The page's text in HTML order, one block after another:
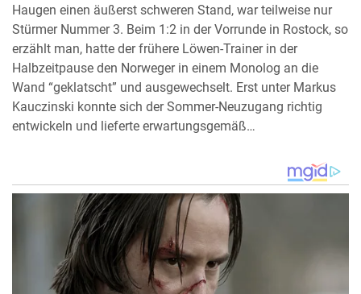
Haugen einen äußerst schweren Stand, war teilweise nur
Stürmer Nummer 3. Beim 1:2 in der Vorrunde in Rostock, so
erzählt man, hatte der frühere Löwen-Trainer in der
Halbzeitpause den Norweger in einem Monolog an die
Wand “geklatscht” und ausgewechselt. Erst unter Markus
Kauczinski konnte sich der Sommer-Neuzugang richtig
entwickeln und lieferte erwartungsgemäß…